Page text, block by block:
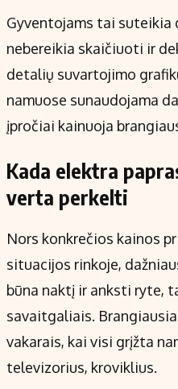
Gyventojams tai suteikia
nebereikia skaičiuoti ir
detalių suvartojimo
namuose sunaudojama
įpročiai kainuoja
Kada elektra
verta perkelti
Nors konkrečios kainos
situacijos rinkoje,
būna naktį ir anksti ryte,
savaitgaliais.
vakarais, kai visi grįžta
televizorius, kroviklius.